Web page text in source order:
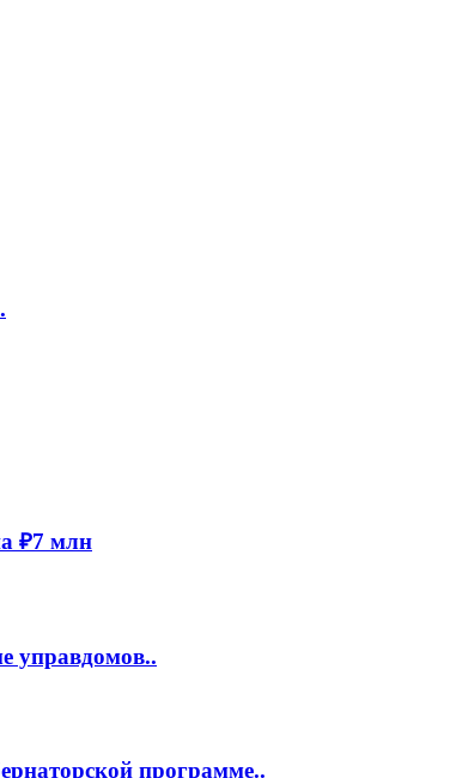
₽7 млн
управдомов..
программе..